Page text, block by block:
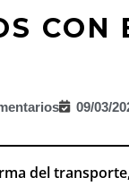
CON
09/03/
del